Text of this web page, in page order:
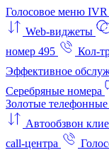
Голосовое меню IVR
Web-виджеты
номер 495
Кол-
Эффективное
Серебряные номера
Золотые
Автообзвон
call-центра